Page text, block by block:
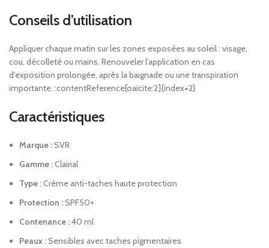
Conseils d’utilisation
Appliquer chaque matin sur les zones exposées au soleil : visage,
cou, décolleté ou mains. Renouveler l’application en cas
d’exposition prolongée, après la baignade ou une transpiration
importante. :contentReference[oaicite:2]{index=2}
Caractéristiques
Marque :SVR
Gamme :Clairial
Type :Crème anti-taches haute protection
Protection :SPF50+
Contenance :40 ml
Peaux :Sensibles avec taches pigmentaires